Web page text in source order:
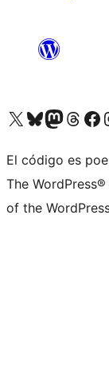
Visitá nuestra cuenta de X (anteriormente Twitter)
Visitá nuestra cuenta de Bluesky
Visitá nuestra cuenta
Visitá nuestra
Visitá
El código es
The
of the